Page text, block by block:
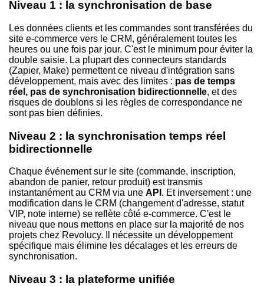
Niveau 1 : la synchronisation de base
Les données clients et les commandes sont transférées du
site e-commerce vers le CRM, généralement toutes les
heures ou une fois par jour. C'est le minimum pour éviter la
double saisie. La plupart des connecteurs standards
(Zapier, Make) permettent ce niveau d'intégration sans
développement, mais avec des limites : pas de temps
réel, pas de synchronisation bidirectionnelle, et des
risques de doublons si les règles de correspondance ne
sont pas bien définies.
Niveau 2 : la synchronisation temps réel
bidirectionnelle
Chaque événement sur le site (commande, inscription,
abandon de panier, retour produit) est transmis
instantanément au CRM via une API . Et inversement : une
modification dans le CRM (changement d'adresse, statut
VIP, note interne) se reflète côté e-commerce. C'est le
niveau que nous mettons en place sur la majorité de nos
projets chez Revolucy. Il nécessite un développement
spécifique mais élimine les décalages et les erreurs de
synchronisation.
Niveau 3 : la plateforme unifiée